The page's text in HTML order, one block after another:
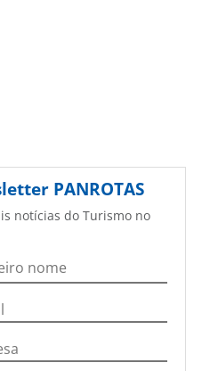
PANROTAS
notícias do Turismo no